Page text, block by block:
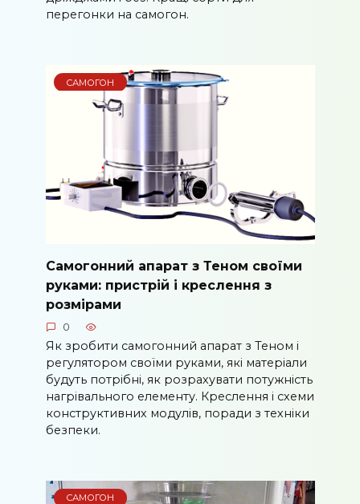
перегонки на самогон.
САМОГОН
Самогонний апарат з Теном своїми
руками: пристрій і креслення з
розмірами
0
Як зробити самогонний апарат з Теном і
регулятором своїми руками, які матеріали
будуть потрібні, як розрахувати потужність
нагрівального елементу. Креслення і схеми
конструктивних модулів, поради з техніки
безпеки.
САМОГОН